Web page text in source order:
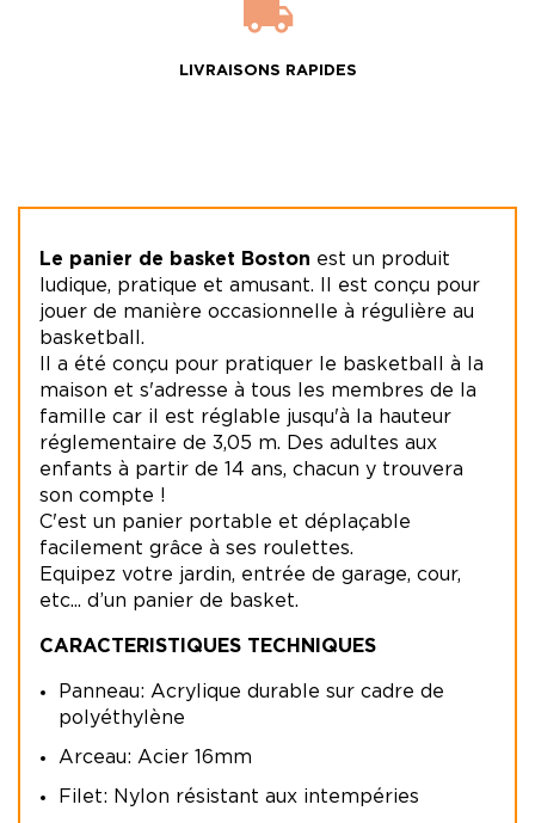
LIVRAISONS RAPIDES
Le panier de basket Boston est un produit
ludique, pratique et amusant. Il est conçu pour
jouer de manière occasionnelle à régulière au
basketball.
Il a été conçu pour pratiquer le basketball à la
maison et s'adresse à tous les membres de la
famille car il est réglable jusqu'à la hauteur
réglementaire de 3,05 m. Des adultes aux
enfants à partir de 14 ans, chacun y trouvera
son compte !
C'est un panier portable et déplaçable
facilement grâce à ses roulettes.
Equipez votre jardin, entrée de garage, cour,
etc... d’un panier de basket.
CARACTERISTIQUES TECHNIQUES
Panneau: Acrylique durable sur cadre de
polyéthylène
Arceau: Acier 16mm
Filet: Nylon résistant aux intempéries